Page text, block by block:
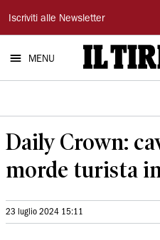
Il
Tirreno
Iscriviti alle Newsletter
MENU
Daily Crown:
morde turista
23 luglio 2024 15:11